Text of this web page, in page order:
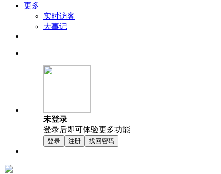
更多
实时访客
大事记
未登录
登录后即可体验更多功能
登录 注册 找回密码